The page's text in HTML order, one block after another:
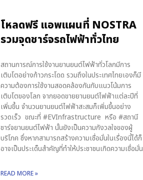
โหลดฟรี แอพแผนที่ NOSTRA
รวมจุดชาร์จรถไฟฟ้าทั่วไทย
สถานการณ์การใช้งานยานยนต์ไฟฟ้าทั่วโลกมีการ
เติบโตอย่างก้าวกระโดด รวมถึงในประเทศไทยเองก็มี
ความต้องการใช้งานสอดคล้องกันกับแนวโน้มการ
เติบโตของโลก จากยอดขายยานยนต์ไฟฟ้าแต่ละปีที่
เพิ่มขึ้น จำนวนยานยนต์ไฟฟ้าสะสมก็เพิ่มขึ้นอย่าง
รวดเร็ว ขณะที่ #EVInfrastructure หรือ #สถานี
ชาร์จยานยนต์ไฟฟ้า นั้นยังเป็นความกังวลใจของผู้
บริโภค ซึ่งหากสามารถสร้างความเชื่อมั่นในเรื่องนี้ได้ก็
อาจเป็นประเด็นสำคัญที่ทำให้ประชาชนเกิดความเชื่อมั่น
READ MORE »